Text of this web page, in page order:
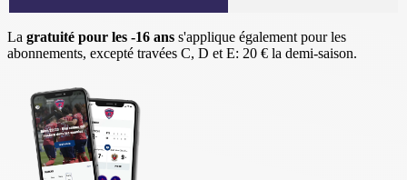
La gratuité pour les -16 ans s'applique également pour les
abonnements, excepté travées C, D et E: 20 € la demi-saison.